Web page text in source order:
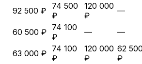
92 500 ₽
74 500
₽
120 000
₽
—
60 500 ₽ 74 100
₽
— —
63 000 ₽ 74 100
₽
120 000
₽
62
₽